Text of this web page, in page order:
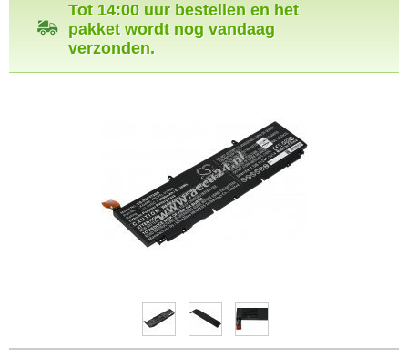
Tot 14:00 uur bestellen en het
pakket wordt nog vandaag
verzonden.